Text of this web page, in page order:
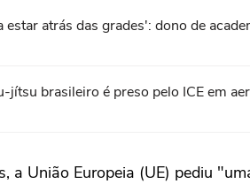
estar atrás das grades': dono de
jítsu brasileiro é preso pelo ICE em
a União Europeia (UE) pediu